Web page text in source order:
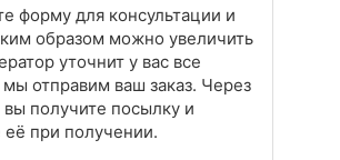
форму для консультации и
образом можно увеличить
уточнит у вас все
отправим ваш заказ. Через
получите посылку и
её при получении.